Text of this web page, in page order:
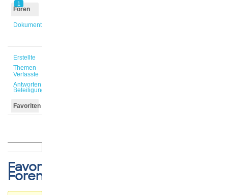
1
Foren
Dokumente
Erstellte
Themen
Verfasste
Antworten
Beteiligungen
Favoriten
Favorisierte
Forenthemen